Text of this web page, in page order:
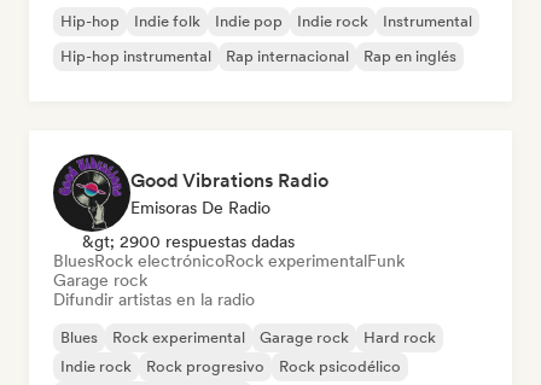
Hip-hop Indie folk Indie pop Indie rock
Instrumental
Hip-hop instrumental
Rap internacional Rap en inglés
Good Vibrations Radio
Emisoras De Radio
&gt; 2900 respuestas dadas
BluesRock electrónicoRock experimentalFunk
Garage rock
Difundir artistas en la radio
Blues Rock experimental Garage rock
Hard rock
Indie rock
Rock progresivo
Rock psicodélico